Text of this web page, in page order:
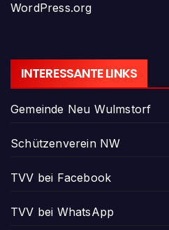
WordPress.org
INTERESSANTE LINKS
Gemeinde Neu Wulmstorf
Schützenverein NW
TVV bei Facebook
TVV bei WhatsApp